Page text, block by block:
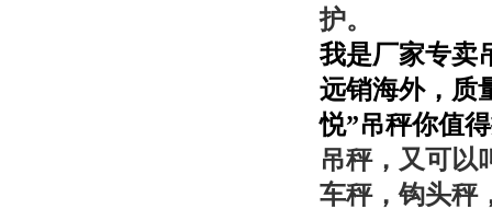
护。
我是厂家专卖
远销海外，质
悦”吊秤你值
吊秤，又可以
车秤，钩头秤